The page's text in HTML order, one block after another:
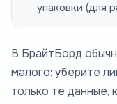
упаковки (для
В БрайтБорд
малого: уберите
только те данные,